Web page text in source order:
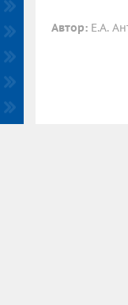
Автор: Е.А.